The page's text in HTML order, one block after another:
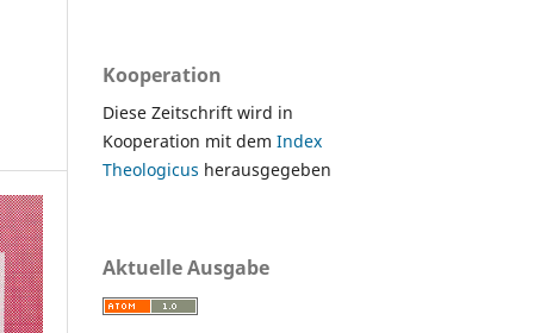
Kooperation
Diese Zeitschrift wird in
Kooperation mit dem Index
Theologicus herausgegeben
Aktuelle Ausgabe